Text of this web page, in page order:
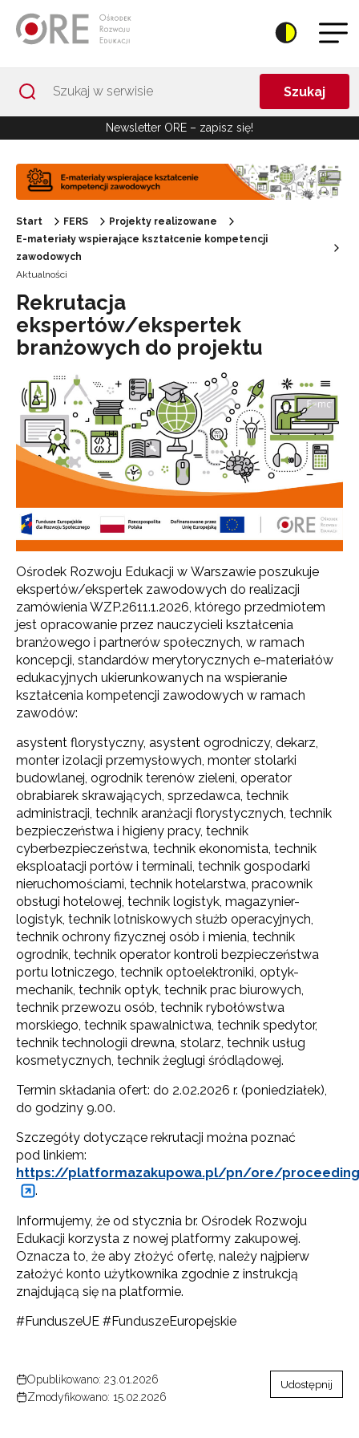
Szukaj
Newsletter ORE – zapisz się!
Start FERS
Projekty realizowane
E-materiały wspierające kształcenie kompetencji
zawodowych
Aktualności
Rekrutacja
ekspertów/ekspertek
branżowych do projektu
Ośrodek Rozwoju Edukacji w Warszawie poszukuje
ekspertów/ekspertek zawodowych do realizacji
zamówienia WZP.2611.1.2026, którego przedmiotem
jest opracowanie przez nauczycieli kształcenia
branżowego i partnerów społecznych, w ramach
koncepcji, standardów merytorycznych e-materiałów
edukacyjnych ukierunkowanych na wspieranie
kształcenia kompetencji zawodowych w ramach
zawodów:
asystent florystyczny, asystent ogrodniczy, dekarz,
monter izolacji przemysłowych, monter stolarki
budowlanej, ogrodnik terenów zieleni, operator
obrabiarek skrawających, sprzedawca, technik
administracji, technik aranżacji florystycznych, technik
bezpieczeństwa i higieny pracy, technik
cyberbezpieczeństwa, technik ekonomista, technik
eksploatacji portów i terminali, technik gospodarki
nieruchomościami, technik hotelarstwa, pracownik
obsługi hotelowej, technik logistyk, magazynier-
logistyk, technik lotniskowych służb operacyjnych,
technik ochrony fizycznej osób i mienia, technik
ogrodnik, technik operator kontroli bezpieczeństwa
portu lotniczego, technik optoelektroniki, optyk-
mechanik, technik optyk, technik prac biurowych,
technik przewozu osób, technik rybołówstwa
morskiego, technik spawalnictwa, technik spedytor,
technik technologii drewna, stolarz, technik usług
kosmetycznych, technik żeglugi śródlądowej.
Termin składania ofert: do 2.02.2026 r. (poniedziałek),
do godziny 9.00.
Szczegóły dotyczące rekrutacji można poznać
pod linkiem:
https://platformazakupowa.pl/pn/ore/
.
Informujemy, że od stycznia br. Ośrodek Rozwoju
Edukacji korzysta z nowej platformy zakupowej.
Oznacza to, że aby złożyć ofertę, należy najpierw
założyć konto użytkownika zgodnie z instrukcją
znajdującą się na platformie.
#FunduszeUE #FunduszeEuropejskie
Opublikowano: 23.01.2026
Zmodyfikowano: 15.02.2026
Udostępnij